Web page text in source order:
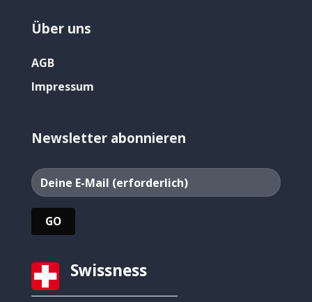
Über uns
AGB
Impressum
Newsletter abonnieren
Swissness